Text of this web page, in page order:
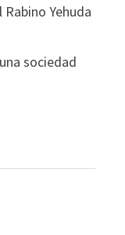
Yehuda
sociedad